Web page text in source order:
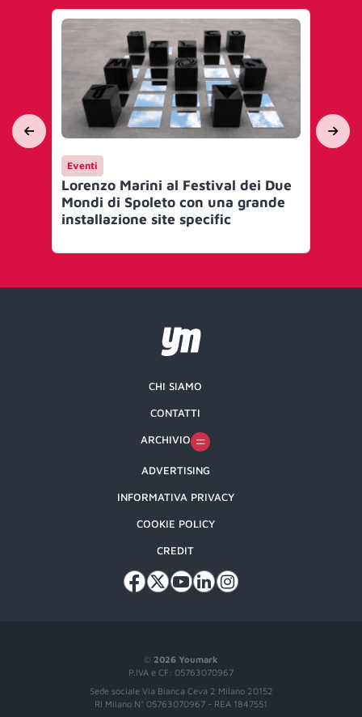
Eventi
Lorenzo Marini al Festival dei Due
Mondi di Spoleto con una grande
installazione site specific
© 2026 Youmark
P.IVA e CF: 05763070967
Sede sociale Via Bianca Ceva 2 Milano 20152
RI Milano N° 05763070967 - REA 1847551
CHI SIAMO
CONTATTI
ARCHIVIO
ADVERTISING
INFORMATIVA PRIVACY
COOKIE POLICY
CREDIT